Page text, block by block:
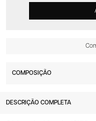
COMPOSIÇÃO
DESCRIÇÃO COMPLETA